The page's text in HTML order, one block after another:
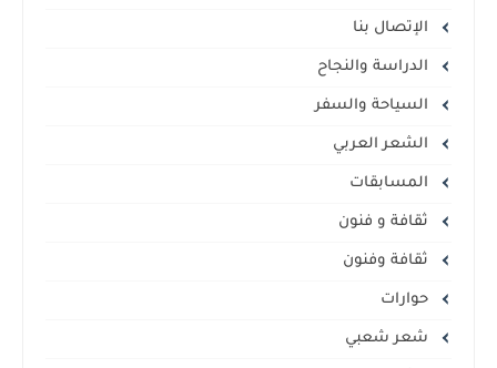
الإتصال بنا
الدراسة والنجاح
السياحة والسفر
الشعر العربي
المسابقات
ثقافة و فنون
ثقافة وفنون
حوارات
شعر شعبي